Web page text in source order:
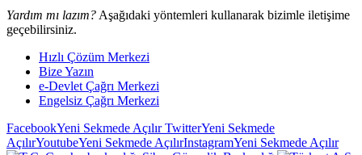
Yardım mı lazım? Aşağıdaki yöntemleri kullanarak bizimle iletişime
geçebilirsiniz.
Hızlı Çözüm Merkezi
Bize Yazın
e-Devlet Çağrı Merkezi
Engelsiz Çağrı Merkezi
FacebookYeni Sekmede AçılırTwitterYeni Sekmede
AçılırYoutubeYeni Sekmede AçılırInstagramYeni Sekmede Açılır